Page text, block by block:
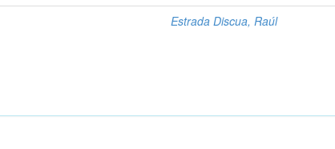
Estrada Discua, Raúl